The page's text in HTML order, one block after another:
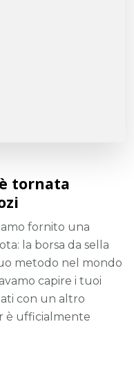
tornata
fornito una
la borsa da sella
metodo nel mondo
capire i tuoi
con un altro
è ufficialmente